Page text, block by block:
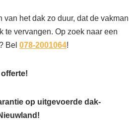
van het dak zo duur, dat de vakman
te vervangen. Op zoek naar een
Bel 078-2001064!
op uitgevoerde dak-